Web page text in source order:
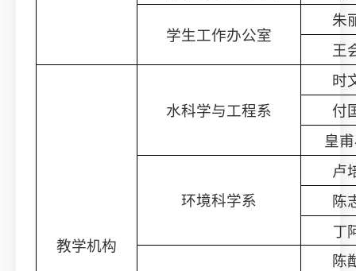
学生工作办公室
朱
王
教学机构
水科学与工程系
时
付
皇
环境科学系
卢
陈
丁
陈